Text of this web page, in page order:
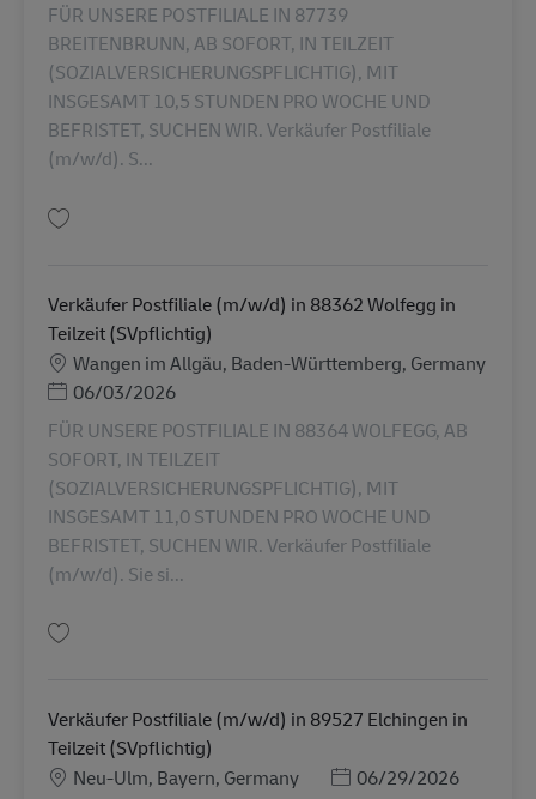
FÜR UNSERE POSTFILIALE IN 87739
BREITENBRUNN, AB SOFORT, IN TEILZEIT
(SOZIALVERSICHERUNGSPFLICHTIG), MIT
INSGESAMT 10,5 STUNDEN PRO WOCHE UND
BEFRISTET, SUCHEN WIR. Verkäufer Postfiliale
(m/w/d). S...
Verkäufer Postfiliale (m/w/d) in 88362 Wolfegg in
Teilzeit (SVpflichtig)
Lokation
Wangen im Allgäu, Baden-Württemberg, Germany
Posted Date
06/03/2026
FÜR UNSERE POSTFILIALE IN 88364 WOLFEGG, AB
SOFORT, IN TEILZEIT
(SOZIALVERSICHERUNGSPFLICHTIG), MIT
INSGESAMT 11,0 STUNDEN PRO WOCHE UND
BEFRISTET, SUCHEN WIR. Verkäufer Postfiliale
(m/w/d). Sie si...
Verkäufer Postfiliale (m/w/d) in 89527 Elchingen in
Teilzeit (SVpflichtig)
Lokation
Neu-Ulm, Bayern, Germany Posted Date
06/29/2026